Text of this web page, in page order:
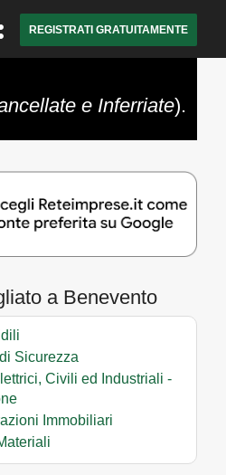
REGISTRATI GRATUITAMENTE
e Inferriate).
a Benevento
Sicurezza
Civili ed Industriali -
Immobiliari